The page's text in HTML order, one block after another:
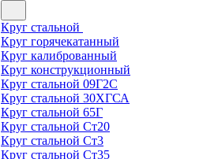
Круг стальной
Круг горячекатанный
Круг калиброванный
Круг конструкционный
Круг стальной 09Г2С
Круг стальной 30ХГСА
Круг стальной 65Г
Круг стальной Ст20
Круг стальной Ст3
Круг стальной Ст35